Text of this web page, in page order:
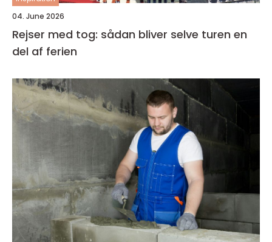
04. June 2026
Rejser med tog: sådan bliver selve turen en
del af ferien